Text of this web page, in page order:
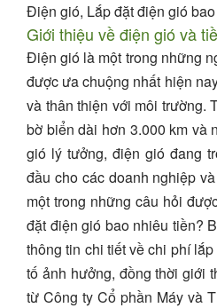
Điện gió, Lắp đặt điện gió
Giới thiệu về điện gió và
Điện gió là một trong những
được ưa chuộng nhất hiện
và thân thiện với môi trường.
bờ biển dài hơn 3.000 km và
gió lý tưởng, điện gió đang
đầu cho các doanh nghiệp
một trong những câu hỏi
đặt điện gió bao nhiêu tiền?
thông tin chi tiết về chi phí
tố ảnh hưởng, đồng thời giới
từCông ty Cổ phần Máy và